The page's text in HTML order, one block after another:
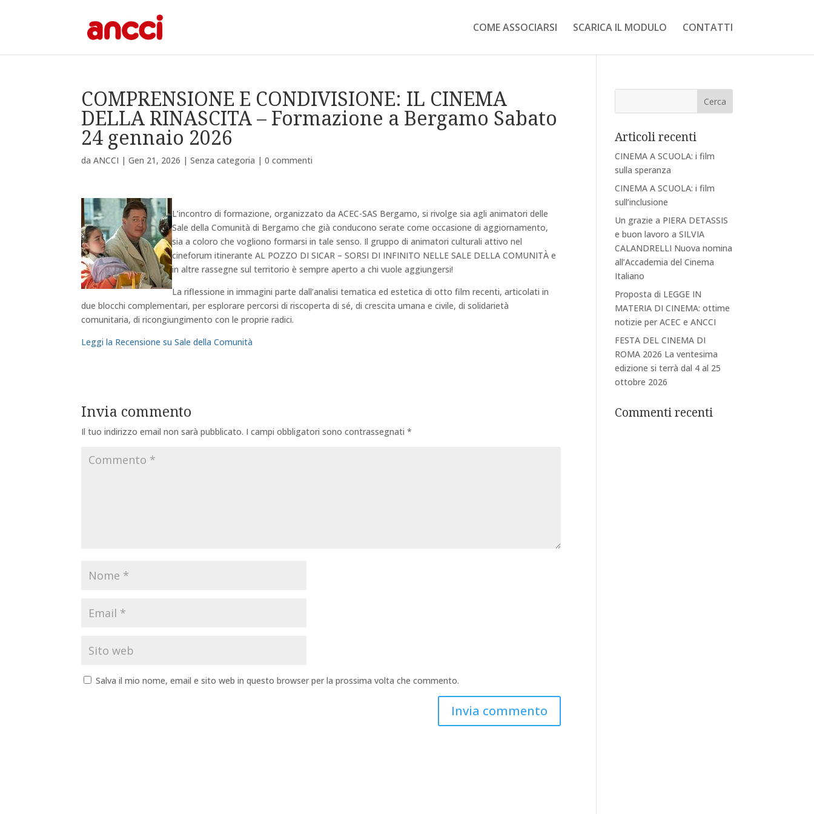
COME ASSOCIARSI SCARICA IL MODULO CONTATTI
COMPRENSIONE E CONDIVISIONE: IL CINEMA
DELLA RINASCITA – Formazione a Bergamo Sabato
24 gennaio 2026
daANCCI |Gen 21, 2026 |Senza categoria |0 commenti
L’incontro di formazione, organizzato da ACEC-SAS Bergamo, si rivolge sia agli animatori delle
Sale della Comunità di Bergamo che già conducono serate come occasione di aggiornamento,
sia a coloro che vogliono formarsi in tale senso. Il gruppo di animatori culturali attivo nel
cineforum itinerante AL POZZO DI SICAR – SORSI DI INFINITO NELLE SALE DELLA COMUNITÀ e
in altre rassegne sul territorio è sempre aperto a chi vuole aggiungersi!
La riflessione in immagini parte dall’analisi tematica ed estetica di otto film recenti, articolati in
due blocchi complementari, per esplorare percorsi di riscoperta di sé, di crescita umana e civile, di solidarietà
comunitaria, di ricongiungimento con le proprie radici.
Leggi la Recensione su Sale della Comunità
Invia commento
Il tuo indirizzo email non sarà pubblicato. I campi obbligatori sono contrassegnati*
Salva il mio nome, email e sito web in questo browser per la prossima volta che commento.
Articoli recenti
CINEMA A SCUOLA: i film
sulla speranza
CINEMA A SCUOLA: i film
sull’inclusione
Un grazie a PIERA DETASSIS
e buon lavoro a SILVIA
CALANDRELLI Nuova nomina
all’Accademia del Cinema
Italiano
Proposta di LEGGE IN
MATERIA DI CINEMA: ottime
notizie per ACEC e ANCCI
FESTA DEL CINEMA DI
ROMA 2026 La ventesima
edizione si terrà dal 4 al 25
ottobre 2026
Commenti recenti